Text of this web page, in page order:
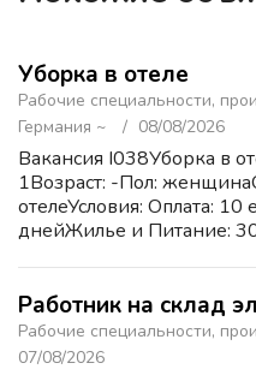
Уборка в отеле
Рабочие специальности,
Германия ~
08/08/2026
Вакансия I038Уборка в
1Возраст: -Пол:
отелеУсловия: Оплата:
днейЖилье и Питание:
Работник на склад
Рабочие специальности,
07/08/2026